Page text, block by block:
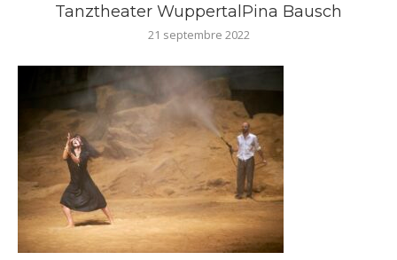
Tanztheater WuppertalPina Bausch
21 septembre 2022